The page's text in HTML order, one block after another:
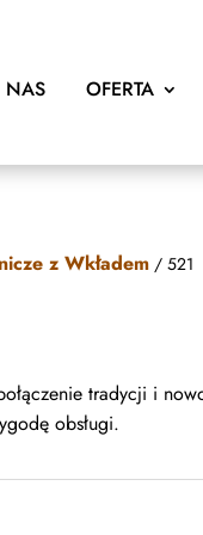
NAS OFERTA
z Wkładem / 521
tradycji i
obsługi.